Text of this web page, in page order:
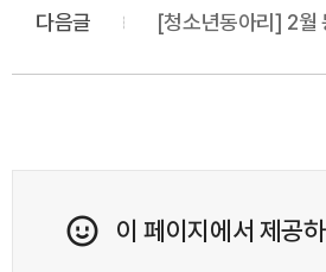
다음글 [청소년동아리] 2월
이 페이지에서 제공